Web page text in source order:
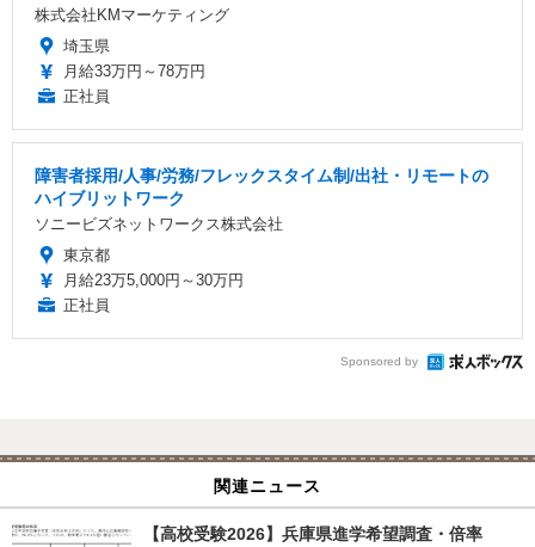
株式会社KMマーケティング
埼玉県
月給33万円～78万円
正社員
障害者採用/人事/労務/フレックスタイム制/出社・リモートの
ハイブリットワーク
ソニービズネットワークス株式会社
東京都
月給23万5,000円～30万円
正社員
Sponsored by
関連ニュース
【高校受験2026】兵庫県進学希望調査・倍率